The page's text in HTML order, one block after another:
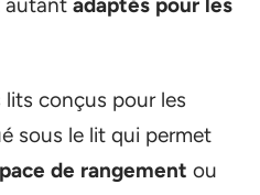
conçus pour les
sous le lit qui permet
de rangement ou